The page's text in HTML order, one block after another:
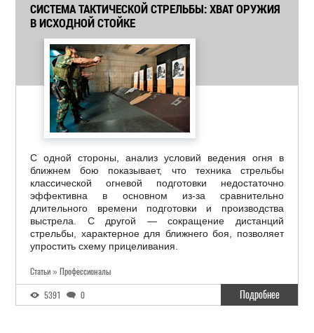
СИСТЕМА ТАКТИЧЕСКОЙ СТРЕЛЬБЫ: ХВАТ ОРУЖИЯ
В ИСХОДНОЙ СТОЙКЕ
С одной стороны, анализ условий ведения огня в
ближнем бою показывает, что техника стрельбы
классической огневой подготовки недостаточно
эффективна в основном из-за сравнительно
длительного времени подготовки и производства
выстрела. С другой — сокращение дистанций
стрельбы, характерное для ближнего боя, позволяет
упростить схему прицеливания.
Статьи » Профессионалы
5391 0 Подробнее